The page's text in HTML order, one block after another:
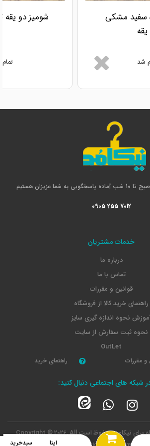
سفید مشکی
شد
شومیز دو یقه
0905 255 7012
خدمات مشتریان
درباره ما
تماس با ما
قوانین و مقررات
راهنمای خرید کالا از فروشگاه
نحوه اندازه گیری سایز
نحوه ثبت سفارش از سایت
OutLet
و مقررات راهنمای خرید
شبکه های اجتماعی دنبال کنید:
برای نیکامد محفوظ استCopyright © 2026, All